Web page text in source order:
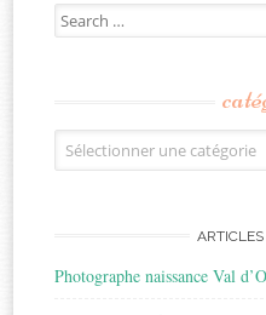
Search
for:
Catégories
ARTICLES
Photographe naissance Val